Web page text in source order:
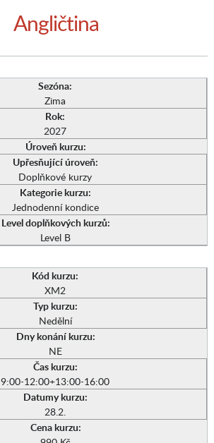
Angličtina
Sezóna:
Zima
Rok:
2027
Úroveň kurzu:
Upřesňující úroveň:
Doplňkové kurzy
Kategorie kurzu:
Jednodenní kondice
Level doplňkových kurzů:
Level B
Kód kurzu:
XM2
Typ kurzu:
Nedělní
Dny konání kurzu:
NE
Čas kurzu:
9:00-12:00+13:00-16:00
Datumy kurzu:
28.2.
Cena kurzu: